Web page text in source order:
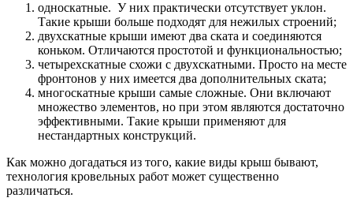
односкатные. У них практически отсутствует уклон.
Такие крыши больше подходят для нежилых строений;
двухскатные крыши имеют два ската и соединяются
коньком. Отличаются простотой и функциональностью;
четырехскатные схожи с двухскатными. Просто на месте
фронтонов у них имеется два дополнительных ската;
многоскатные крыши самые сложные. Они включают
множество элементов, но при этом являются достаточно
эффективными. Такие крыши применяют для
нестандартных конструкций.
Как можно догадаться из того, какие виды крыш бывают,
технология кровельных работ может существенно
различаться.